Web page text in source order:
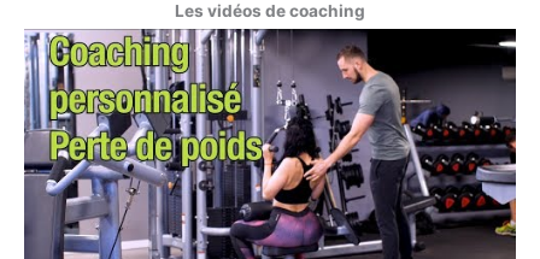
Les vidéos de coaching